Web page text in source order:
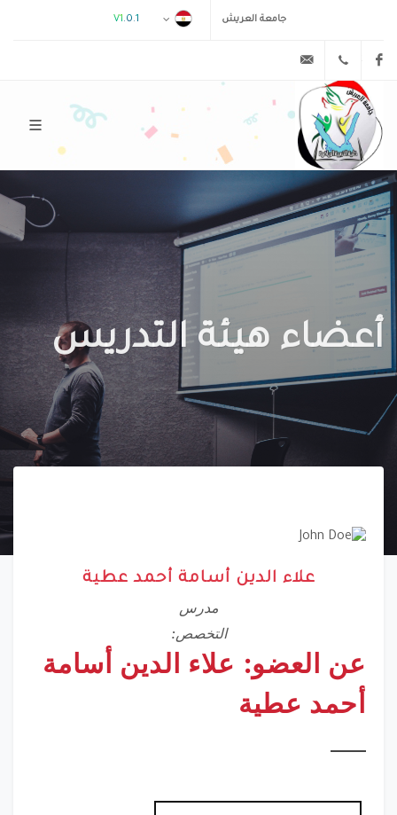
جامعة العريش V1.0.1
Facebook
01094465356
أعضاء هيئة التدريس
علاء الدين أسامة أحمد عطية
مدرس
التخصص:
عن العضو: علاء الدين أسامة
أحمد عطية